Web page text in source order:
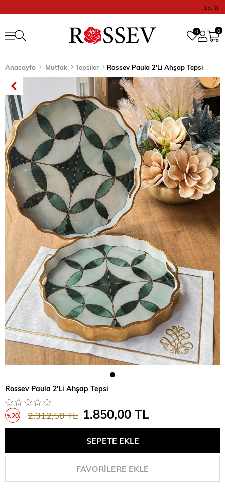
15. Yıl
0
0
Anasayfa Mutfak Tepsiler Rossev Paula 2'Li Ahşap Tepsi
Rossev Paula 2'Li Ahşap Tepsi
%20 2.312,50 TL 1.850,00 TL
FAVORILERE EKLE